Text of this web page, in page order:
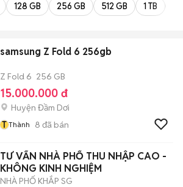
128 GB 256 GB 512 GB 1 TB
samsung Z Fold 6 256gb
Z Fold 6 256 GB
15.000.000 đ
Huyện Đầm Dơi
T Thành 8 đã bán
TƯ VẤN NHÀ PHỐ THU NHẬP CAO -
KHÔNG KINH NGHIỆM
NHÀ PHỐ KHẮP SG